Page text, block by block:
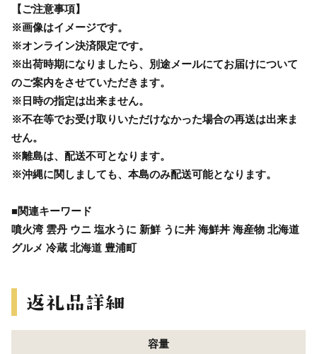
【ご注意事項】
※画像はイメージです。
※オンライン決済限定です。
※出荷時期になりましたら、別途メールにてお届けについて
のご案内をさせていただきます。
※日時の指定は出来ません。
※不在等でお受け取りいただけなかった場合の再送は出来ま
せん。
※離島は、配送不可となります。
※沖縄に関しましても、本島のみ配送可能となります。
■関連キーワード
噴火湾 雲丹 ウニ 塩水うに 新鮮 うに丼 海鮮丼 海産物 北海道
グルメ 冷蔵 北海道 豊浦町
容量